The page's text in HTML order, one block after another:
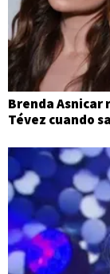
Brenda Asnicar
Tévez cuando